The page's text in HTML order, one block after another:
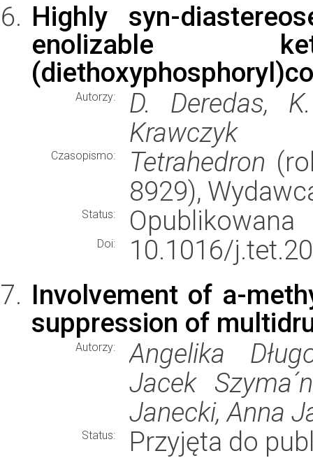
Highly syn-
Autorzy:
D. Deredas,
Krawczyk
Czasopismo: Tetrahedron
8929),
Status: Opublikowana
Doi:
10.1016/
Involvement of a-
suppression of
Autorzy:
Angelika
Jacek
Janecki, Anna
Status:
Przyjęta do